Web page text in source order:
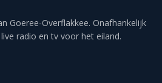
Goeree-Overflakkee. Onafhankelijk
radio en tv voor het eiland.